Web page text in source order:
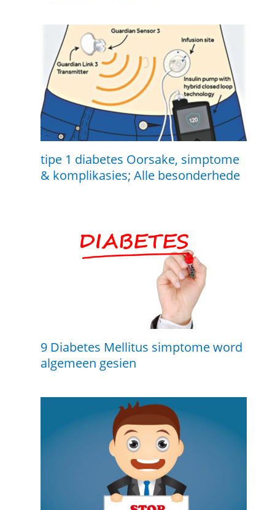
tipe 1 diabetes Oorsake, simptome
& komplikasies; Alle besonderhede
9 Diabetes Mellitus simptome word
algemeen gesien